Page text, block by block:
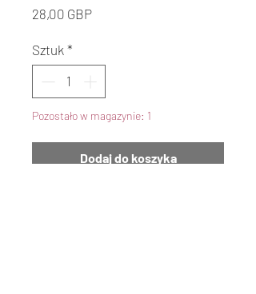
28,00 GBPCena
Sztuk *
Pozostało w magazynie: 1
Dodaj do koszyka